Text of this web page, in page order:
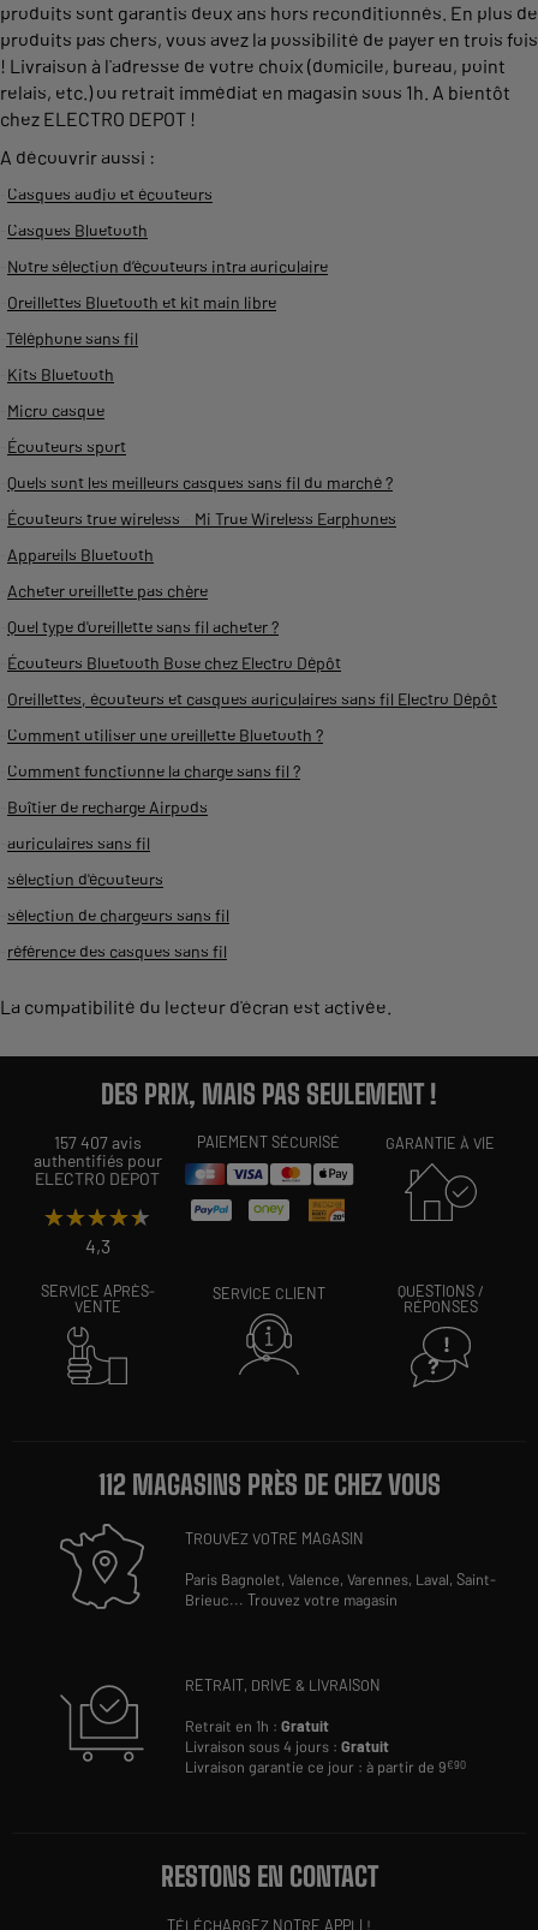
produits sont garantis deux ans hors reconditionnés. En plus de
produits pas chers, vous avez la possibilité de payer en trois fois
! Livraison à l'adresse de votre choix (domicile, bureau, point
relais, etc.) ou retrait immédiat en magasin sous 1h. A bientôt
chez ELECTRO DEPOT !
A découvrir aussi :
Casques audio et écouteurs
Casques Bluetooth
Notre sélection d’écouteurs intra auriculaire
Oreillettes Bluetooth et kit main libre
Téléphone sans fil
Kits Bluetooth
Micro casque
Écouteurs sport
Quels sont les meilleurs casques sans fil du marché ?
Écouteurs true wireless - Mi True Wireless Earphones
Appareils Bluetooth
Acheter oreillette pas chère
Quel type d'oreillette sans fil acheter ?
Écouteurs Bluetooth Bose chez Electro Dépôt
Oreillettes, écouteurs et casques auriculaires sans fil Electro Dépôt
Comment utiliser une oreillette Bluetooth ?
Comment fonctionne la charge sans fil ?
Boîtier de recharge Airpods
auriculaires sans fil
sélection d'écouteurs
sélection de chargeurs sans fil
référence des casques sans fil
La compatibilité du lecteur d'écran est activée.
DES PRIX, MAIS PAS SEULEMENT !
157 407 avis
authentifiés pour
ELECTRO DEPOT
★★★★★
★★★★★
4,3
PAIEMENT SÉCURISÉ GARANTIE À VIE
SERVICE APRÈS-
VENTE
SERVICE CLIENT
QUESTIONS /
RÉPONSES
112 MAGASINS PRÈS DE CHEZ VOUS
TROUVEZ VOTRE MAGASIN
Paris Bagnolet,Valence,Varennes, Laval,Saint-
Brieuc...Trouvez votre magasin
RETRAIT, DRIVE & LIVRAISON
Retrait en 1h :Gratuit
Livraison sous 4 jours :Gratuit
Livraison garantie ce jour : à partir de 9€90
RESTONS EN CONTACT
TÉLÉCHARGEZ NOTRE APPLI !